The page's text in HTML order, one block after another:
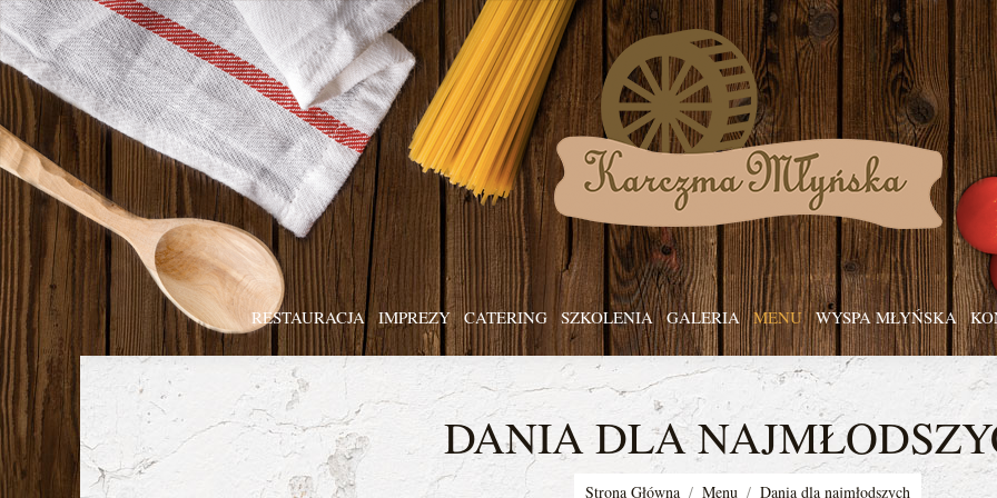
RESTAURACJA IMPREZY CATERING SZKOLENIA GALERIA MENU WYSPA MŁYŃSKA
DANIA DLA
You are here:
Strona Główna Menu Dania dla najmłodszych